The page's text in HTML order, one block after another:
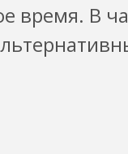
время. В